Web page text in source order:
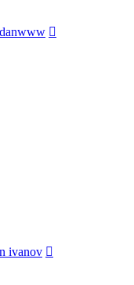
ivanov